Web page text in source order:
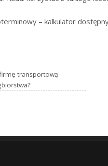
– kalkulator
transportową